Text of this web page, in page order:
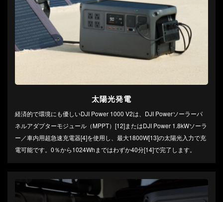
太陽光発電
経済的で環境にも優しいDJI Power 1000 V2は、DJI Powerソーラーパ
ネルアダプターモジュール（MPPT）[12]またはDJI Power 1.8kWソーラ
ー／車内用超急速充電器[4]を使用し、最大1800W[13]の太陽光入力で充
電可能です。0％から1024Whまではわずか40分[14]で完了します。